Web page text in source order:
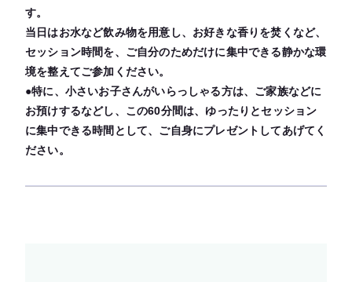
す。
当日はお水など飲み物を用意し、お好きな香りを焚くなど、
セッション時間を、ご自分のためだけに集中できる静かな環
境を整えてご参加ください。
●特に、小さいお子さんがいらっしゃる方は、ご家族などに
お預けするなどし、この60分間は、ゆったりとセッション
に集中できる時間として、ご自身にプレゼントしてあげてく
ださい。